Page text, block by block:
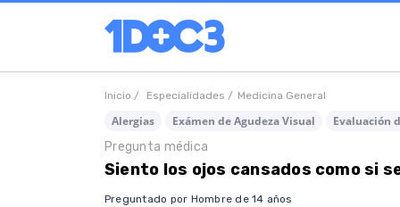
Inicio / Especialidades / Medicina General
Alergias Exámen de Agudeza Visual Evaluación
Pregunta médica
Siento los ojos cansados como si
Preguntado por Hombre de 14 años